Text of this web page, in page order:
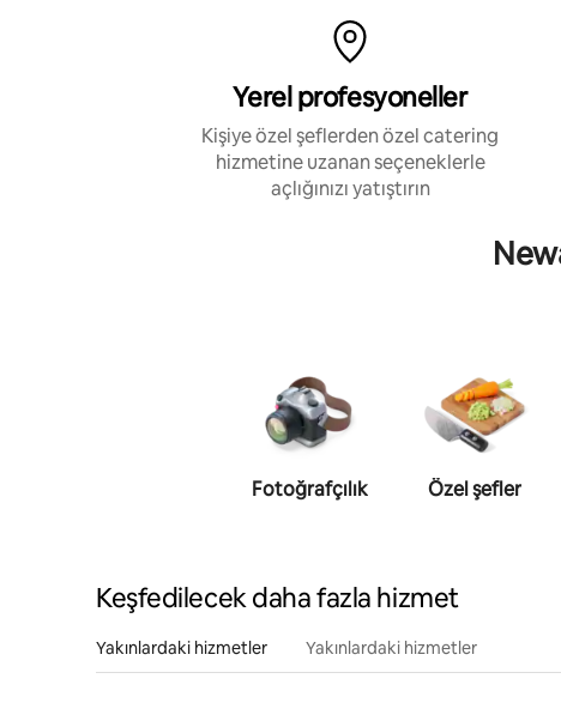
Yerel profesyoneller
Kişiye özel şeflerden özel catering
hizmetine uzanan seçeneklerle
açlığınızı yatıştırın
Fotoğrafçılık Özel şefler
Keşfedilecek daha fazla hizmet
Yakınlardaki hizmetler Yakınlardaki hizmetler